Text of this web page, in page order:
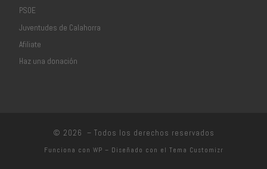
PSOE
Juventudes de Calahorra
Afiliate
Haz una donación
© 2026 – Todos los derechos reservados
Funciona con WP – Diseñado con el Tema Customizr